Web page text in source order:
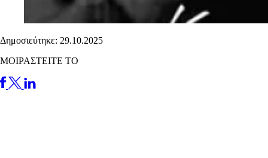
Δημοσιεύτηκε: 29.10.2025
ΜΟΙΡΑΣΤΕΙΤΕ ΤΟ